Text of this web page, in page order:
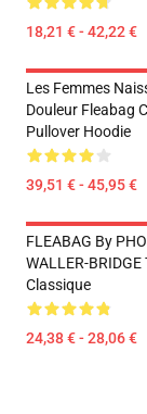
18,21 € - 42,22 €
Les Femmes
Douleur Fleabag
Pullover Hoodie
39,51 € - 45,95 €
FLEABAG By
WALLER-BRIDGE
Classique
24,38 € - 28,06 €